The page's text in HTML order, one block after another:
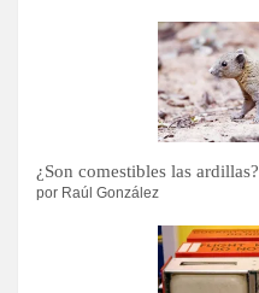
¿Son comestibles las ardillas?
por Raúl González